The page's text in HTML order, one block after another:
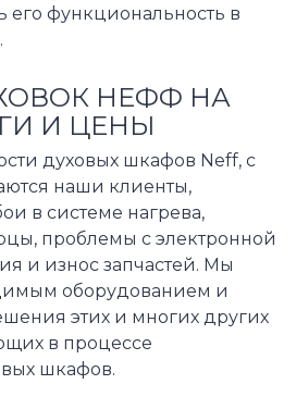
его функциональность в
НЕФФ НА
И ЦЕНЫ
духовых шкафов Neff, с
наши клиенты,
в системе нагрева,
проблемы с электронной
и износ запчастей. Мы
оборудованием и
этих и многих других
в процессе
шкафов.